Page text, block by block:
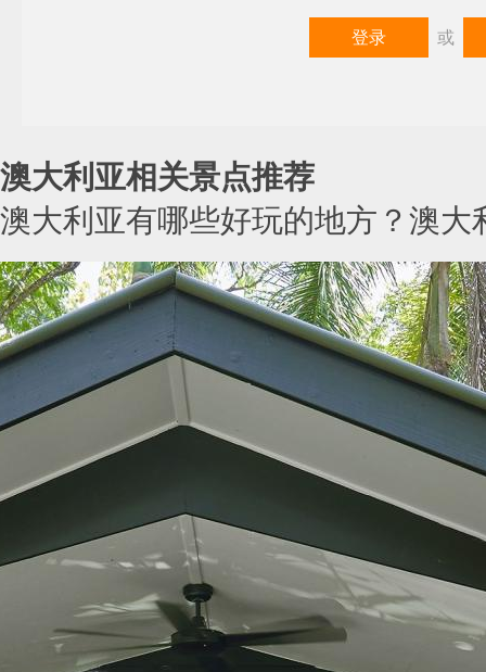
登录 或
澳大利亚相关景点推荐
澳大利亚有哪些好玩的地方？澳大